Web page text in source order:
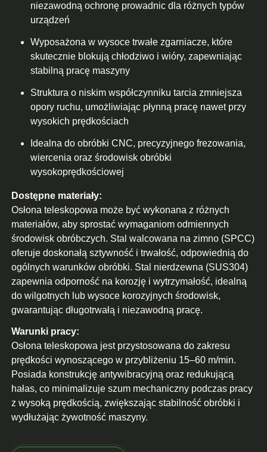
niezawodną ochronę prowadnic dla różnych typów
urządzeń
Wyposażona w wysoce trwałe zgarniacze, które
skutecznie blokują chłodziwo i wióry, zapewniając
stabilną pracę maszyny
Struktura o niskim współczynniku tarcia zmniejsza
opory ruchu, umożliwiając płynną pracę nawet przy
wysokich prędkościach
Idealna do obróbki CNC, precyzyjnego frezowania,
wiercenia oraz środowisk obróbki
wysokoprędkościowej
Dostępne materiały:
Osłona teleskopowa może być wykonana z różnych
materiałów, aby sprostać wymaganiom odmiennych
środowisk obróbczych. Stal walcowana na zimno (SPCC)
oferuje doskonałą sztywność i trwałość, odpowiednią do
ogólnych warunków obróbki. Stal nierdzewna (SUS304)
zapewnia odporność na korozję i wytrzymałość, idealną
do wilgotnych lub wysoce korozyjnych środowisk,
gwarantując długotrwałą i niezawodną pracę.
Warunki pracy:
Osłona teleskopowa jest przystosowana do zakresu
prędkości wynoszącego w przybliżeniu 15–60 m/min.
Posiada konstrukcję antywibracyjną oraz redukującą
hałas, co minimalizuje szum mechaniczny podczas pracy
z wysoką prędkością, zwiększając stabilność obróbki i
wydłużając żywotność maszyny.